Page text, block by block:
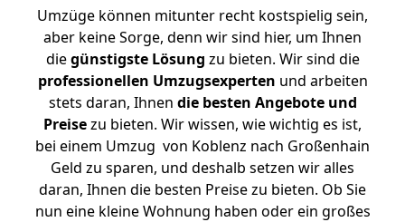
Umzüge können mitunter recht kostspielig sein,
aber keine Sorge, denn wir sind hier, um Ihnen
diegünstigste Lösung zu bieten. Wir sind die
professionellen Umzugsexperten und arbeiten
stets daran, Ihnen die besten Angebote und
Preisezu bieten. Wir wissen, wie wichtig es ist,
bei einem Umzug von Koblenz nach Großenhain
Geld zu sparen, und deshalb setzen wir alles
daran, Ihnen die besten Preise zu bieten. Ob Sie
nun eine kleine Wohnung haben oder ein großes